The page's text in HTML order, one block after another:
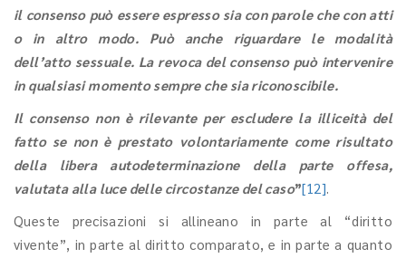
il consenso può essere espresso sia con parole che con atti
o in altro modo. Può anche riguardare le modalità
dell’atto sessuale. La revoca del consenso può intervenire
in qualsiasi momento sempre che sia riconoscibile.
Il consenso non è rilevante per escludere la illiceità del
fatto se non è prestato volontariamente come risultato
della libera autodeterminazione della parte offesa,
valutata alla luce delle circostanze del caso”[12].
Queste precisazioni si allineano in parte al “diritto
vivente”, in parte al diritto comparato, e in parte a quanto